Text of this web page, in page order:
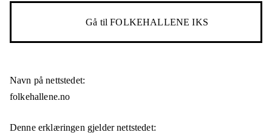
Gå tilFOLKEHALLENE IKS
Navn på nettstedet:
folkehallene.no
Denne erklæringen gjelder nettstedet: